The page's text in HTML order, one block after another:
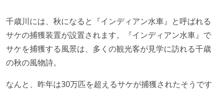
千歳川には、秋になると『インディアン水車』と呼ばれる
サケの捕獲装置が設置されます。『インディアン水車』で
サケを捕獲する風景は、多くの観光客が見学に訪れる千歳
の秋の風物詩。
なんと、昨年は30万匹を超えるサケが捕獲されたそうです